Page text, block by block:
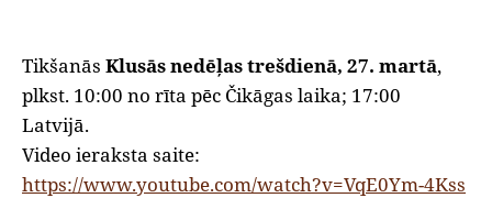
Tikšanās Klusās nedēļas trešdienā, 27. martā,
plkst. 10:00 no rīta pēc Čikāgas laika; 17:00
Latvijā.
Video ieraksta saite:
https://www.youtube.com/watch?v=VqE0Ym-4Kss